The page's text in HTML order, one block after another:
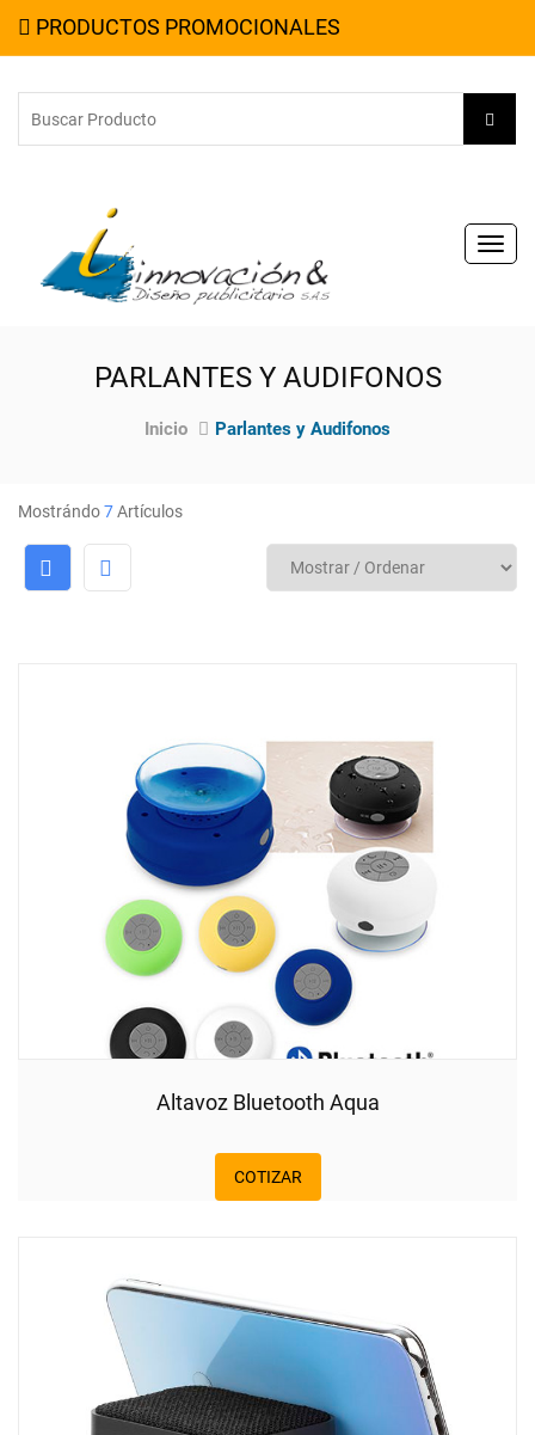
PRODUCTOS PROMOCIONALES
PARLANTES Y AUDIFONOS
Inicio Parlantes y Audifonos
Mostrándo7Artículos
Altavoz Bluetooth Aqua
COTIZAR